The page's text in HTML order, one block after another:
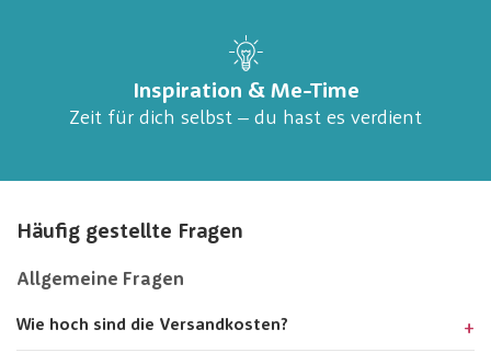
Inspiration & Me-Time
Zeit für dich selbst – du hast es verdient
Häufig gestellte Fragen
Allgemeine Fragen
Wie hoch sind die Versandkosten?